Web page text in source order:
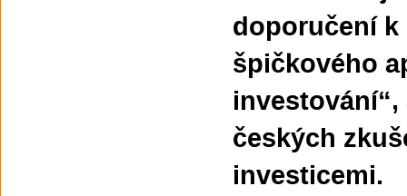
doporučení
špičkového
českých
investicemi.